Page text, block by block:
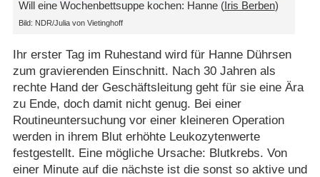
Will eine Wochenbettsuppe kochen: Hanne (Iris Berben)
Bild: NDR/​Julia von Vietinghoff
Ihr erster Tag im Ruhestand wird für Hanne Dührsen
zum gravierenden Einschnitt. Nach 30 Jahren als
rechte Hand der Geschäftsleitung geht für sie eine Ära
zu Ende, doch damit nicht genug. Bei einer
Routineuntersuchung vor einer kleineren Operation
werden in ihrem Blut erhöhte Leukozytenwerte
festgestellt. Eine mögliche Ursache: Blutkrebs. Von
einer Minute auf die nächste ist die sonst so aktive und